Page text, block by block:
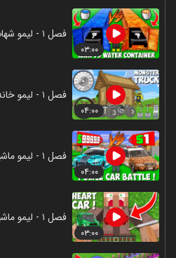
۰۳:۰۰
فصل ۱ - لیمو شهاب سنگ لاوایی
۰۴:۰۰
فصل ۱ - لیمو خانه ماشینی
۰۴:۰۰
فصل ۱ - لیمو ماشین خانه ای
۰۳:۰۰
فصل ۱ - لیمو ماشین شانسی